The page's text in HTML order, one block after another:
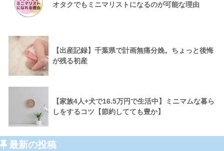
オタクでもミニマリストになるのが可能な理由
【出産記録】千葉県で計画無痛分娩。ちょっと後悔
が残る初産
【家族4人+犬で16.5万円で生活中】ミニマムな暮ら
しをするコツ【節約してても豊か】
最新の投稿